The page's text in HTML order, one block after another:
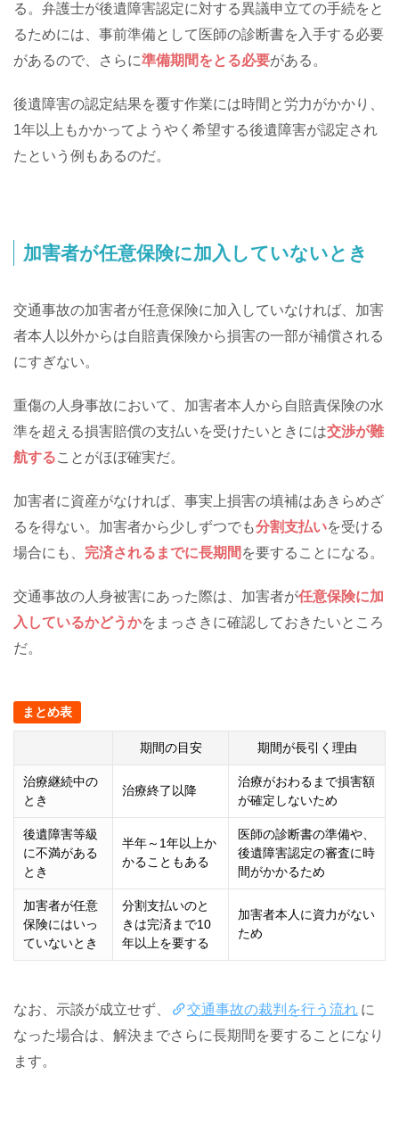
る。弁護士が後遺障害認定に対する異議申立ての手続をと
るためには、事前準備として医師の診断書を入手する必要
があるので、さらに準備期間をとる必要がある。
後遺障害の認定結果を覆す作業には時間と労力がかかり、
1年以上もかかってようやく希望する後遺障害が認定され
たという例もあるのだ。
加害者が任意保険に加入していないとき
交通事故の加害者が任意保険に加入していなければ、加害
者本人以外からは自賠責保険から損害の一部が補償される
にすぎない。
重傷の人身事故において、加害者本人から自賠責保険の水
準を超える損害賠償の支払いを受けたいときには交渉が難
航することがほぼ確実だ。
加害者に資産がなければ、事実上損害の填補はあきらめざ
るを得ない。加害者から少しずつでも分割支払いを受ける
場合にも、 完済されるまでに長期間 を要することになる。
交通事故の人身被害にあった際は、加害者が任意保険に加
入しているかどうかをまっさきに確認しておきたいところ
だ。
まとめ表
期間の目安 期間が長引く理由
治療継続中の
とき
治療終了以降
治療がおわるまで損害額
が確定しないため
後遺障害等級
に不満がある
とき
半年～1年以上か
かることもある
医師の診断書の準備や、
後遺障害認定の審査に時
間がかかるため
加害者が任意
保険にはいっ
ていないとき
分割支払いのと
きは完済まで10
年以上を要する
加害者本人に資力がない
ため
なお、示談が成立せず、 交通事故の裁判を行う流れ に
なった場合は、解決までさらに長期間を要することになり
ます。